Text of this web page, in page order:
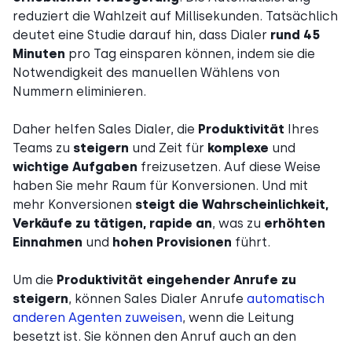
reduziert die Wahlzeit auf Millisekunden. Tatsächlich
deutet eine Studie darauf hin, dass Dialer rund 45
Minuten pro Tag einsparen können, indem sie die
Notwendigkeit des manuellen Wählens von
Nummern eliminieren.
Daher helfen Sales Dialer, die Produktivität Ihres
Teams zu steigern und Zeit für komplexe und
wichtige Aufgaben freizusetzen. Auf diese Weise
haben Sie mehr Raum für Konversionen. Und mit
mehr Konversionen steigt die Wahrscheinlichkeit,
Verkäufe zu tätigen, rapide an, was zu erhöhten
Einnahmen und hohen Provisionen führt.
Um die Produktivität eingehender Anrufe zu
steigern, können Sales Dialer Anrufe automatisch
anderen Agenten zuweisen, wenn die Leitung
besetzt ist. Sie können den Anruf auch an den